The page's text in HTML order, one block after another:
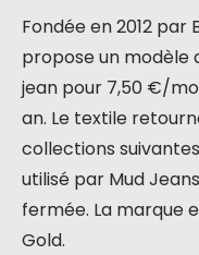
Fondée en 2012 par
propose un modèle
jean pour 7,50 €/
an. Le textile
collections
utilisé par Mud
fermée. La marque
Gold.